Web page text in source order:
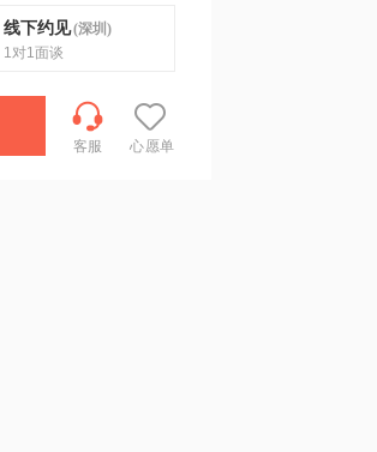
线下约见(深圳 )
1对1面谈
客服 心愿单